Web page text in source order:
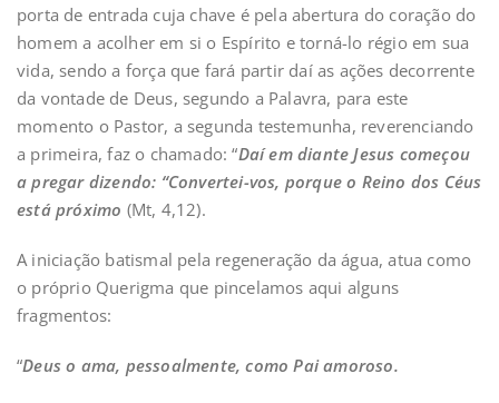
porta de entrada cuja chave é pela abertura do coração do
homem a acolher em si o Espírito e torná-lo régio em sua
vida, sendo a força que fará partir daí as ações decorrente
da vontade de Deus, segundo a Palavra, para este
momento o Pastor, a segunda testemunha, reverenciando
a primeira, faz o chamado: “Daí em diante Jesus começou
a pregar dizendo: “Convertei-vos, porque o Reino dos Céus
está próximo (Mt, 4,12).
A iniciação batismal pela regeneração da água, atua como
o próprio Querigma que pincelamos aqui alguns
fragmentos:
“Deus o ama, pessoalmente, como Pai amoroso.